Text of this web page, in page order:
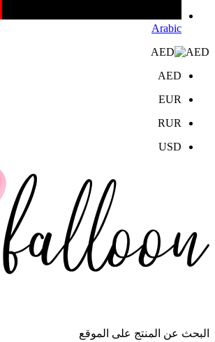
Arabic
AED
AED
EUR
RUR
USD
البحث عن المنتج على الموقع